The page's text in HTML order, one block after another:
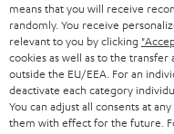
BLUETOOTH-LAUTSPRECHER
KOPFHÖRER
BLUETOOTH-KOPFHÖRER
PARTNERPROGRAMM
BLOG
NEWSLETTER
SCHWEIZ
NIEDERLANDE
BELGIEN
means that you will receive
randomly. You receive
relevant to you by clicking
cookies as well as to the
outside the EU/EEA. For an
deactivate each category
You can adjust all consents at
them with effect for the future.